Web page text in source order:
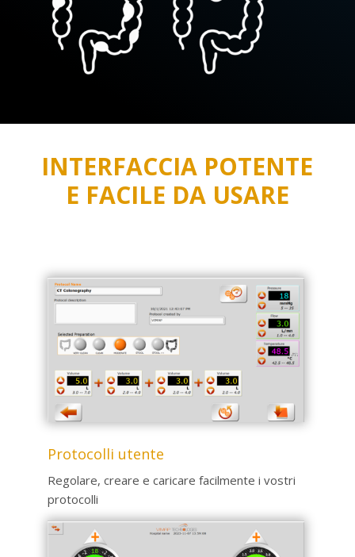
INTERFACCIA POTENTE
E FACILE DA USARE
Protocolli utente
Regolare, creare e caricare facilmente i vostri
protocolli